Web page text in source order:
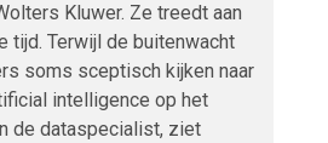
Kluwer. Ze treedt aan
tijd. Terwijl de buitenwacht
soms sceptisch kijken naar
intelligence op het
de dataspecialist, ziet